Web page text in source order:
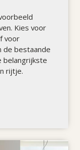
Kies voor
voor
de bestaande
belangrijkste
rijtje.